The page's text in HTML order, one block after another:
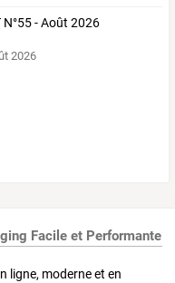
N°55 - Août 2026
2026
Facile et Performante
ligne, moderne et en